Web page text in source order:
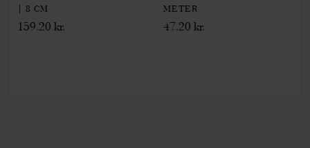
| 8 CM
159.20 kr.
METER
47.20 kr.